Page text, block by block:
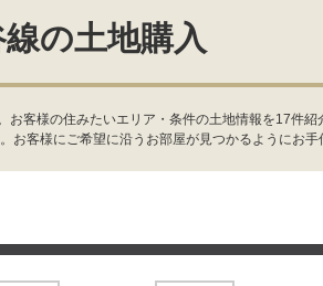
の土地購入
客様の住みたいエリア・条件の土地情報を17件
客様にご希望に沿うお部屋が見つかるようにお